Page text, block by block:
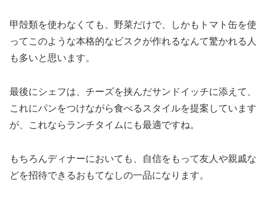
甲殻類を使わなくても、野菜だけで、しかもトマト缶を使
ってこのような本格的なビスクが作れるなんて驚かれる人
も多いと思います。
最後にシェフは、チーズを挟んだサンドイッチに添えて、
これにパンをつけながら食べるスタイルを提案しています
が、これならランチタイムにも最適ですね。
もちろんディナーにおいても、自信をもって友人や親戚な
どを招待できるおもてなしの一品になります。